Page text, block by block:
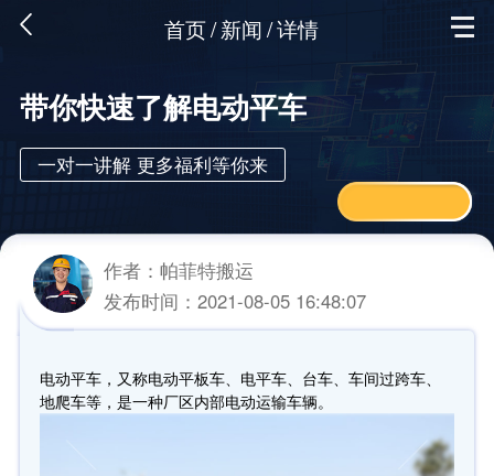
首页/新闻/详情
带你快速了解电动平车
一对一讲解 更多福利等你来
作者：帕菲特搬运
发布时间：2021-08-05 16:48:07
电动平车，又称电动平板车、电平车、台车、车间过跨车、
地爬车等，是一种厂区内部电动运输车辆。